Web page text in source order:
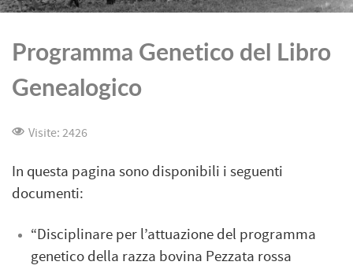
Programma Genetico del Libro
Genealogico
Visite: 2426
In questa pagina sono disponibili i seguenti
documenti:
“Disciplinare per l’attuazione del programma
genetico della razza bovina Pezzata rossa